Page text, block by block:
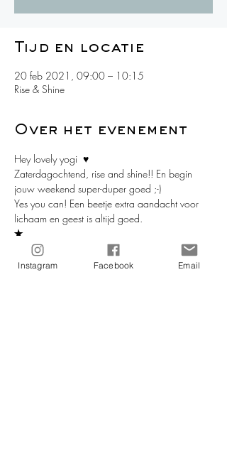
Tijd en locatie
20 feb 2021, 09:00 – 10:15
Rise & Shine
Over het evenement
Hey lovely yogi  ♥
Zaterdagochtend, rise and shine!! En begin
jouw weekend super-duper goed ;-)
Yes you can! Een beetje extra aandacht voor
lichaam en geest is altijd goed.
✭
De yogahoudingen en bewegingen helpen je
lichaam fit te blijven en de meditatieve
Instagram Facebook Email